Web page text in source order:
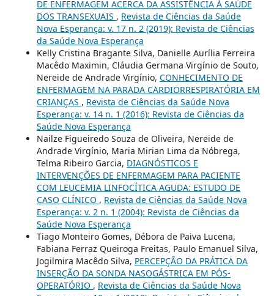
DE ENFERMAGEM ACERCA DA ASSISTÊNCIA À SAÚDE
DOS TRANSEXUAIS , Revista de Ciências da Saúde
Nova Esperança: v. 17 n. 2 (2019): Revista de Ciências
da Saúde Nova Esperança
Kelly Cristina Bragante Silva, Danielle Aurília Ferreira
Macêdo Maximin, Cláudia Germana Virgínio de Souto,
Nereide de Andrade Virgínio, CONHECIMENTO DE
ENFERMAGEM NA PARADA CARDIORRESPIRATÓRIA EM
CRIANÇAS , Revista de Ciências da Saúde Nova
Esperança: v. 14 n. 1 (2016): Revista de Ciências da
Saúde Nova Esperança
Nailze Figueiredo Souza de Oliveira, Nereide de
Andrade Virgínio, Maria Mirian Lima da Nóbrega,
Telma Ribeiro Garcia, DIAGNÓSTICOS E
INTERVENÇÕES DE ENFERMAGEM PARA PACIENTE
COM LEUCEMIA LINFOCÍTICA AGUDA: ESTUDO DE
CASO CLÍNICO , Revista de Ciências da Saúde Nova
Esperança: v. 2 n. 1 (2004): Revista de Ciências da
Saúde Nova Esperança
Tiago Monteiro Gomes, Débora de Paiva Lucena,
Fabiana Ferraz Queiroga Freitas, Paulo Emanuel Silva,
Jogilmira Macêdo Silva, PERCEPÇÃO DA PRÁTICA DA
INSERÇÃO DA SONDA NASOGÁSTRICA EM PÓS-
OPERATÓRIO , Revista de Ciências da Saúde Nova